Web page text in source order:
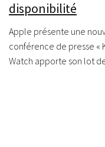
disponibilité
Apple présente une
conférence de presse «
Watch apporte son lot